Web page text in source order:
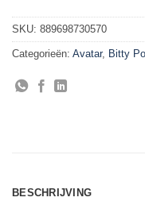
SKU: 889698730570
Categorieën: Avatar, Bitty
BESCHRIJVING